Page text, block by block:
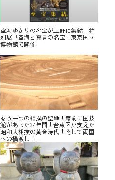
空海ゆかりの名宝が上野に集結 特
別展「空海と真言の名宝」東京国立
博物館で開催
もう一つの相撲の聖地！蔵前に国技
館があった34年間！台東区が支えた
昭和大相撲の黄金時代！そして両国
への橋渡し！